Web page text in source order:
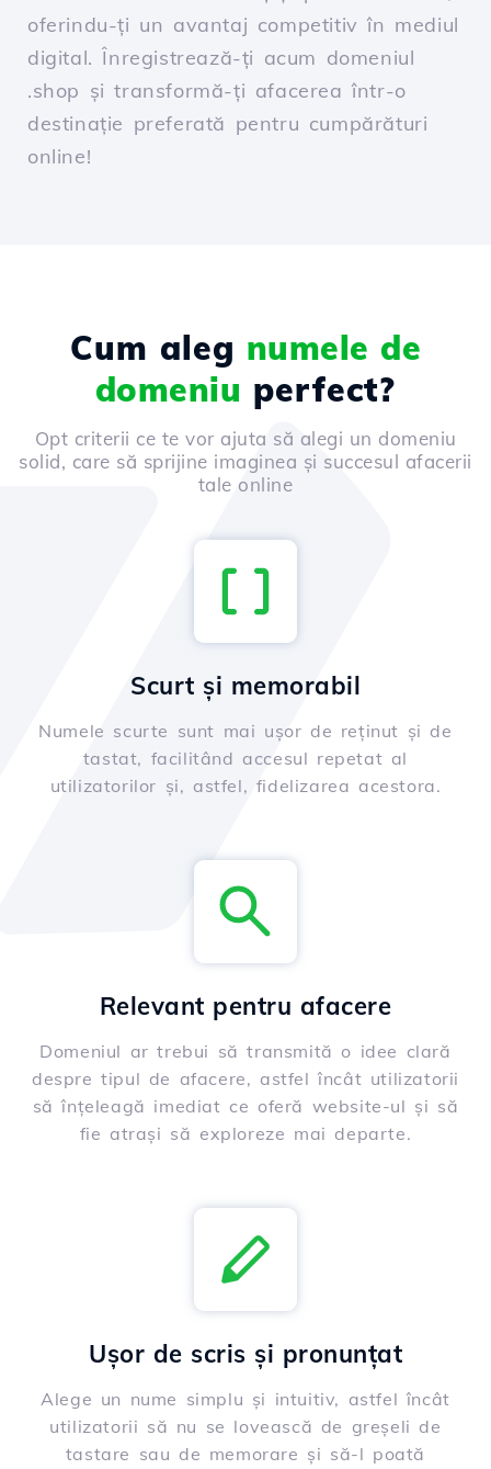
oferindu-ți un avantaj competitiv în mediul
digital. Înregistrează-ți acum domeniul
.shop și transformă-ți afacerea într-o
destinație preferată pentru cumpărături
online!
Cum aleg numele de
domeniu perfect?
Opt criterii ce te vor ajuta să alegi un domeniu
solid, care să sprijine imaginea și succesul afacerii
tale online
Scurt și memorabil
Numele scurte sunt mai ușor de reținut și de
tastat, facilitând accesul repetat al
utilizatorilor și, astfel, fidelizarea acestora.
Relevant pentru afacere
Domeniul ar trebui să transmită o idee clară
despre tipul de afacere, astfel încât utilizatorii
să înțeleagă imediat ce oferă website-ul și să
fie atrași să exploreze mai departe.
Ușor de scris și pronunțat
Alege un nume simplu și intuitiv, astfel încât
utilizatorii să nu se lovească de greșeli de
tastare sau de memorare și să-l poată